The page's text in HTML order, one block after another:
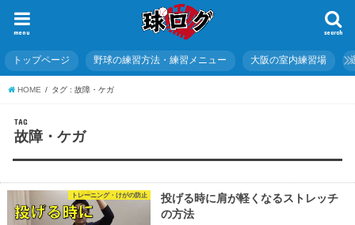
search
menu
トップページ 野球の練習方法・練習メニュー 大阪の室内練習場
HOME タグ : 故障・ケガ
TAG
故障・ケガ
トレーニング・けがの防止
投げる時に肩が軽くなるストレッチ
の方法